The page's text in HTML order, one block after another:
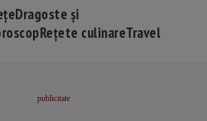
Dragoste și
Rețete culinareTravel